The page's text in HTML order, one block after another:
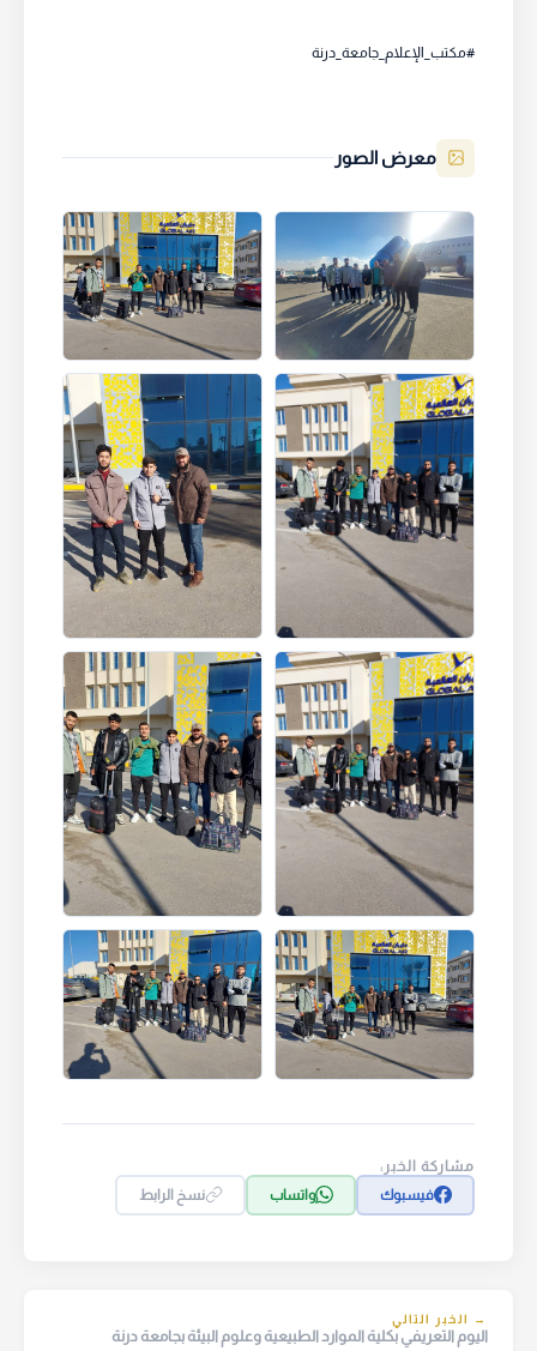
#مكتب_الإعلام_جامعة_درنة
معرض الصور
مشاركة الخبر:
فيسبوك
واتساب نسخ الرابط
→ الخبر التالي
اليوم التعريفي بكلية الموارد الطبيعية وعلوم البيئة بجامعة درنة